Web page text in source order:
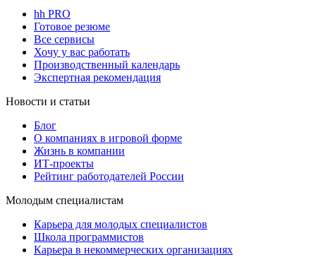
hh PRO
Готовое резюме
Все сервисы
Хочу у вас работать
Производственный календарь
Экспертная рекомендация
Новости и статьи
Блог
О компаниях в игровой форме
Жизнь в компании
ИТ-проекты
Рейтинг работодателей России
Молодым специалистам
Карьера для молодых специалистов
Школа программистов
Карьера в некоммерческих организациях